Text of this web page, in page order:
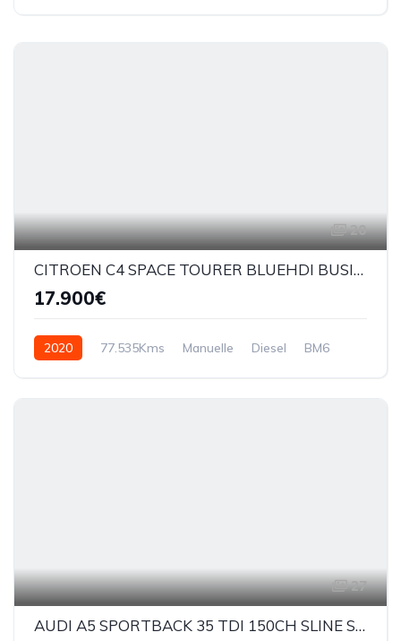
20
CITROEN C4 SPACE TOURER BLUEHDI BUSINESS 130CV BM
17.900€
2020 77.535Kms Manuelle Diesel BM6
27
AUDI A5 SPORTBACK 35 TDI 150CH SLINE STRONIC